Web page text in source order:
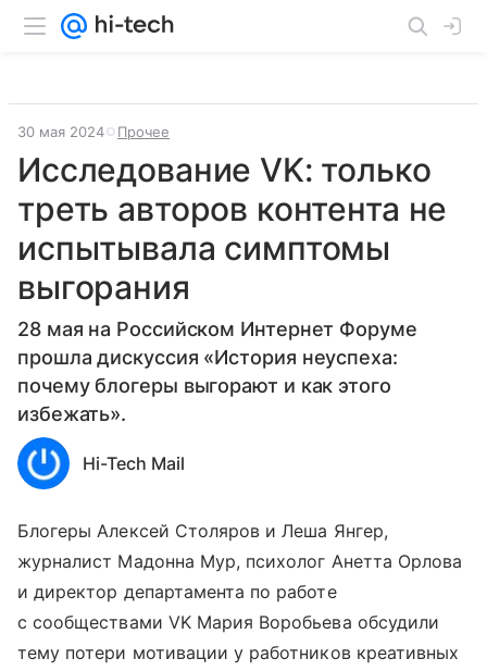
30 мая 2024 Прочее
Исследование VK: только
треть авторов контента не
испытывала симптомы
выгорания
28 мая на Российском Интернет Форуме
прошла дискуссия «История неуспеха:
почему блогеры выгорают и как этого
избежать».
Hi-Tech Mail
Блогеры Алексей Столяров и Леша Янгер,
журналист Мадонна Мур, психолог Анетта Орлова
и директор департамента по работе
с сообществами VK Мария Воробьева обсудили
тему потери мотивации у работников креативных